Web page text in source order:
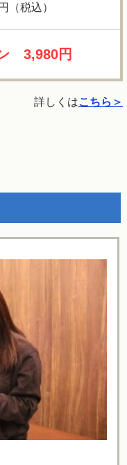
（税込）
3,980円
詳しくはこちら＞